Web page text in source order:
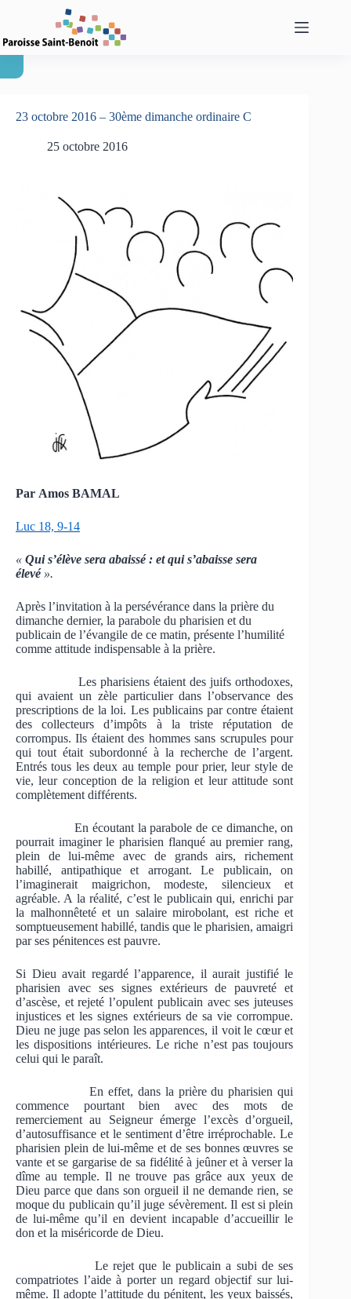
23 octobre 2016 – 30ème dimanche ordinaire C
25 octobre 2016
Par Amos BAMAL
Luc 18, 9-14
« Qui s’élève sera abaissé : et qui s’abaisse sera
élevé».
Après l’invitation à la persévérance dans la prière du
dimanche dernier, la parabole du pharisien et du
publicain de l’évangile de ce matin, présente l’humilité
comme attitude indispensable à la prière.
Les pharisiens étaient des juifs orthodoxes,
qui avaient un zèle particulier dans l’observance des
prescriptions de la loi. Les publicains par contre étaient
des collecteurs d’impôts à la triste réputation de
corrompus. Ils étaient des hommes sans scrupules pour
qui tout était subordonné à la recherche de l’argent.
Entrés tous les deux au temple pour prier, leur style de
vie, leur conception de la religion et leur attitude sont
complètement différents.
En écoutant la parabole de ce dimanche, on
pourrait imaginer le pharisien flanqué au premier rang,
plein de lui-même avec de grands airs, richement
habillé, antipathique et arrogant. Le publicain, on
l’imaginerait maigrichon, modeste, silencieux et
agréable. A la réalité, c’est le publicain qui, enrichi par
la malhonnêteté et un salaire mirobolant, est riche et
somptueusement habillé, tandis que le pharisien, amaigri
par ses pénitences est pauvre.
Si Dieu avait regardé l’apparence, il aurait justifié le
pharisien avec ses signes extérieurs de pauvreté et
d’ascèse, et rejeté l’opulent publicain avec ses juteuses
injustices et les signes extérieurs de sa vie corrompue.
Dieu ne juge pas selon les apparences, il voit le cœur et
les dispositions intérieures. Le riche n’est pas toujours
celui qui le paraît.
En effet, dans la prière du pharisien qui
commence pourtant bien avec des mots de
remerciement au Seigneur émerge l’excès d’orgueil,
d’autosuffisance et le sentiment d’être irréprochable. Le
pharisien plein de lui-même et de ses bonnes œuvres se
vante et se gargarise de sa fidélité à jeûner et à verser la
dîme au temple. Il ne trouve pas grâce aux yeux de
Dieu parce que dans son orgueil il ne demande rien, se
moque du publicain qu’il juge sévèrement. Il est si plein
de lui-même qu’il en devient incapable d’accueillir le
don et la miséricorde de Dieu.
Le rejet que le publicain a subi de ses
compatriotes l’aide à porter un regard objectif sur lui-
même. Il adopte l’attitude du pénitent, les yeux baissés,